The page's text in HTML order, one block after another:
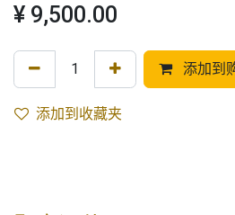
¥ 9,500.00
添加到
添加到收藏夹